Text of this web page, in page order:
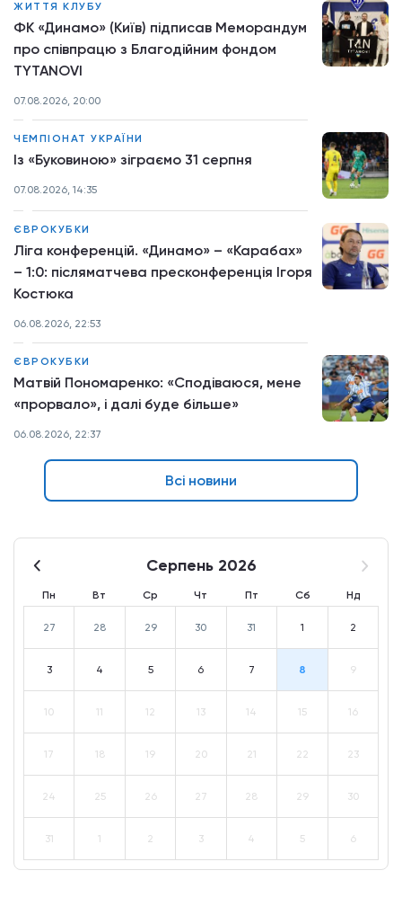
ЖИТТЯ КЛУБУ
ФК «Динамо» (Київ) підписав Меморандум
про співпрацю з Благодійним фондом
TYTANOVI
07.08.2026, 20:00
ЧЕМПІОНАТ УКРАЇНИ
Із «Буковиною» зіграємо 31 серпня
07.08.2026, 14:35
ЄВРОКУБКИ
Ліга конференцій. «Динамо» – «Карабах»
– 1:0: післяматчева пресконференція Ігоря
Костюка
06.08.2026, 22:53
ЄВРОКУБКИ
Матвій Пономаренко: «Сподіваюся, мене
«прорвало», і далі буде більше»
06.08.2026, 22:37
Всі новини
Серпень 2026
Пн Вт Ср Чт Пт Сб Нд
27 28 29 30 31 1 2
3 4 5 6 7 8 9
10 11 12 13 14 15 16
17 18 19 20 21 22 23
24 25 26 27 28 29 30
31 1 2 3 4 5 6